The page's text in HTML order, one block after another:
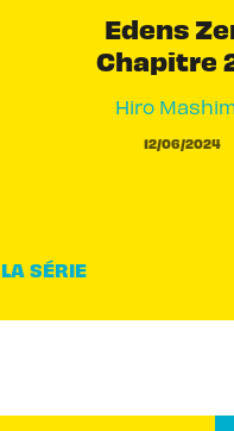
Edens
Chapitre
Hiro
12/06/2024
SÉRIE